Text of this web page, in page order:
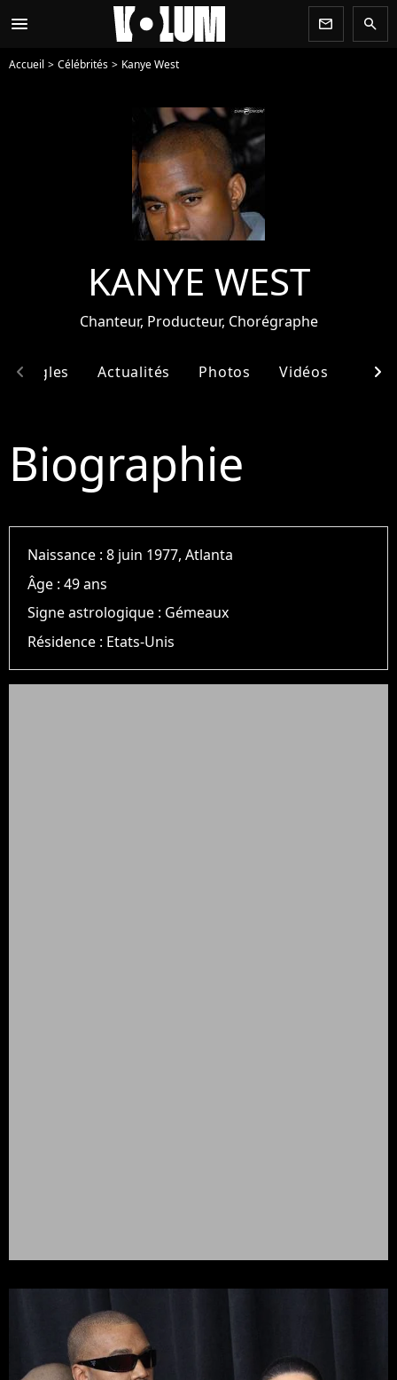
menu newsletter search
Accueil Célébrités Kanye West
KANYE WEST
Chanteur, Producteur, Chorégraphe
Singles Actualités Photos Vidéos
chevron_left chevron_right
Biographie
Naissance :8 juin 1977, Atlanta
Âge :49 ans
Signe astrologique : Gémeaux
Résidence : Etats-Unis